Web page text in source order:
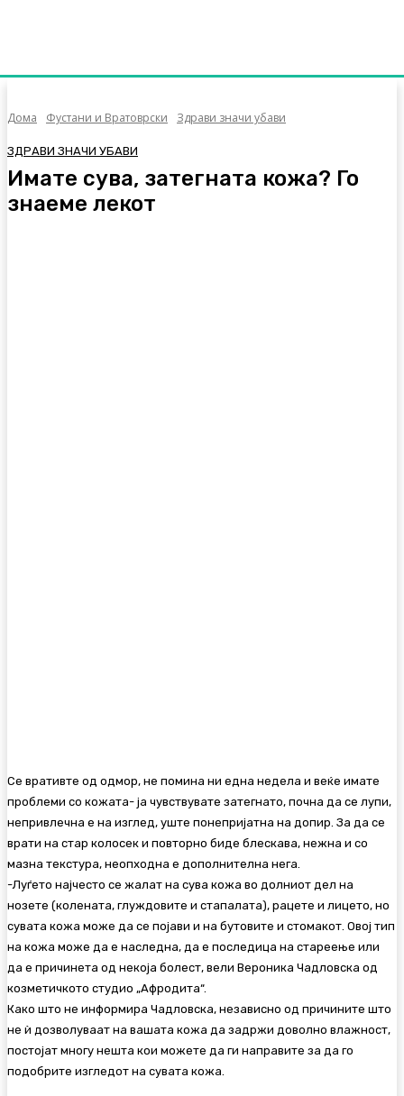
Дома Фустани и Вратоврски Здрави значи убави
ЗДРАВИ ЗНАЧИ УБАВИ
Имате сува, затегната кожа? Го
знаеме лекот
Се вративте од одмор, не помина ни една недела и веќе имате
проблеми со кожата- ја чувствувате затегнато, почна да се лупи,
непривлечна е на изглед, уште понепријатна на допир. За да се
врати на стар колосек и повторно биде блескава, нежна и со
мазна текстура, неопходна е дополнителна нега.
-Луѓето најчесто се жалат на сува кожа во долниот дел на
нозете (колената, глуждовите и стапалата), рацете и лицето, но
сувата кожа може да се појави и на бутовите и стомакот. Овој тип
на кожа може да е наследна, да е последица на стареење или
да е причинета од некоја болест, вели Вероника Чадловска од
козметичкото студио „Афродита“.
Како што не информира Чадловска, независно од причините што
не ѝ дозволуваат на вашата кожа да задржи доволно влажност,
постојат многу нешта кои можете да ги направите за да го
подобрите изгледот на сувата кожа.